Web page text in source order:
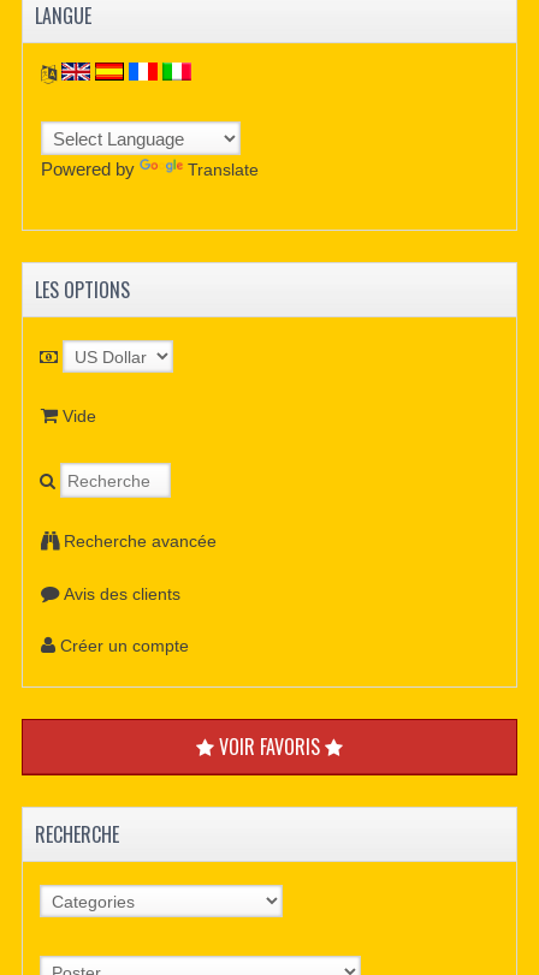
LANGUE
Powered by Translate
LES OPTIONS
Vide
Recherche avancée
Avis des clients
Créer un compte
VOIR FAVORIS
RECHERCHE